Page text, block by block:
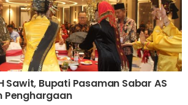
Sawit, Bupati Pasaman Sabar AS
Penghargaan